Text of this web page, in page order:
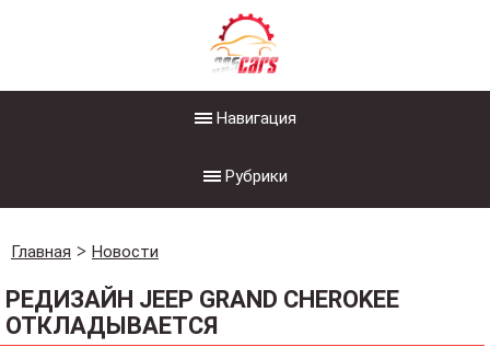
Навигация
Рубрики
Главная Новости
РЕДИЗАЙН JEEP GRAND CHEROKEE
ОТКЛАДЫВАЕТСЯ